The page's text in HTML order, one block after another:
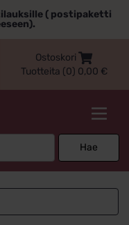
( postipaketti
Ostoskori
Tuotteita (0) 0,00 €
Hae